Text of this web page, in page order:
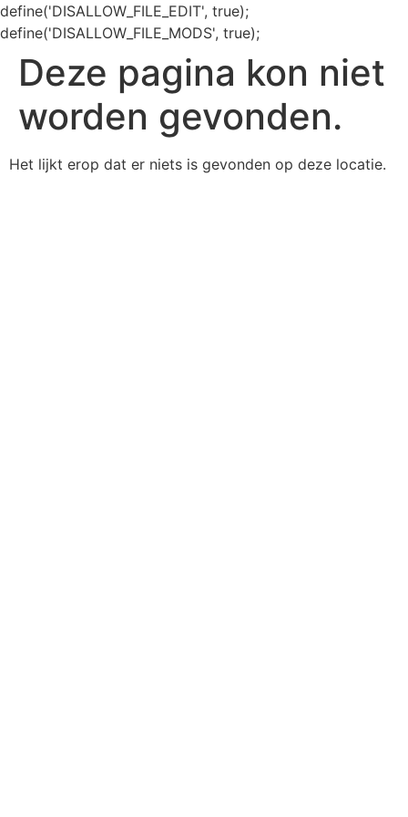
define('DISALLOW_FILE_EDIT', true);
define('DISALLOW_FILE_MODS', true);
Deze pagina kon niet
worden gevonden.
Het lijkt erop dat er niets is gevonden op deze locatie.